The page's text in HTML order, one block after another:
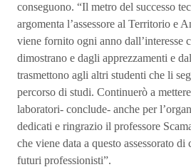
conseguono. “Il metro del successo
argomenta l’assessore al Territorio e
viene fornito ogni anno dall’interesse
dimostrano e dagli apprezzamenti e
trasmettono agli altri studenti che li
percorso di studi. Continuerò a
laboratori- conclude- anche per
dedicati e ringrazio il professore
che viene data a questo assessorato
futuri professionisti”.